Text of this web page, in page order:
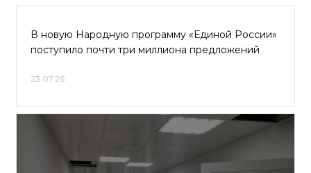
В новую Народную программу «Единой России»
поступило почти три миллиона предложений
23.07.26